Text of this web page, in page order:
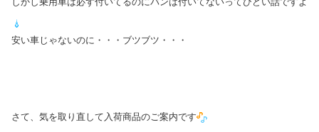
安い車じゃないのに・・・ブツブツ・・・
さて、気を取り直して入荷商品のご案内です